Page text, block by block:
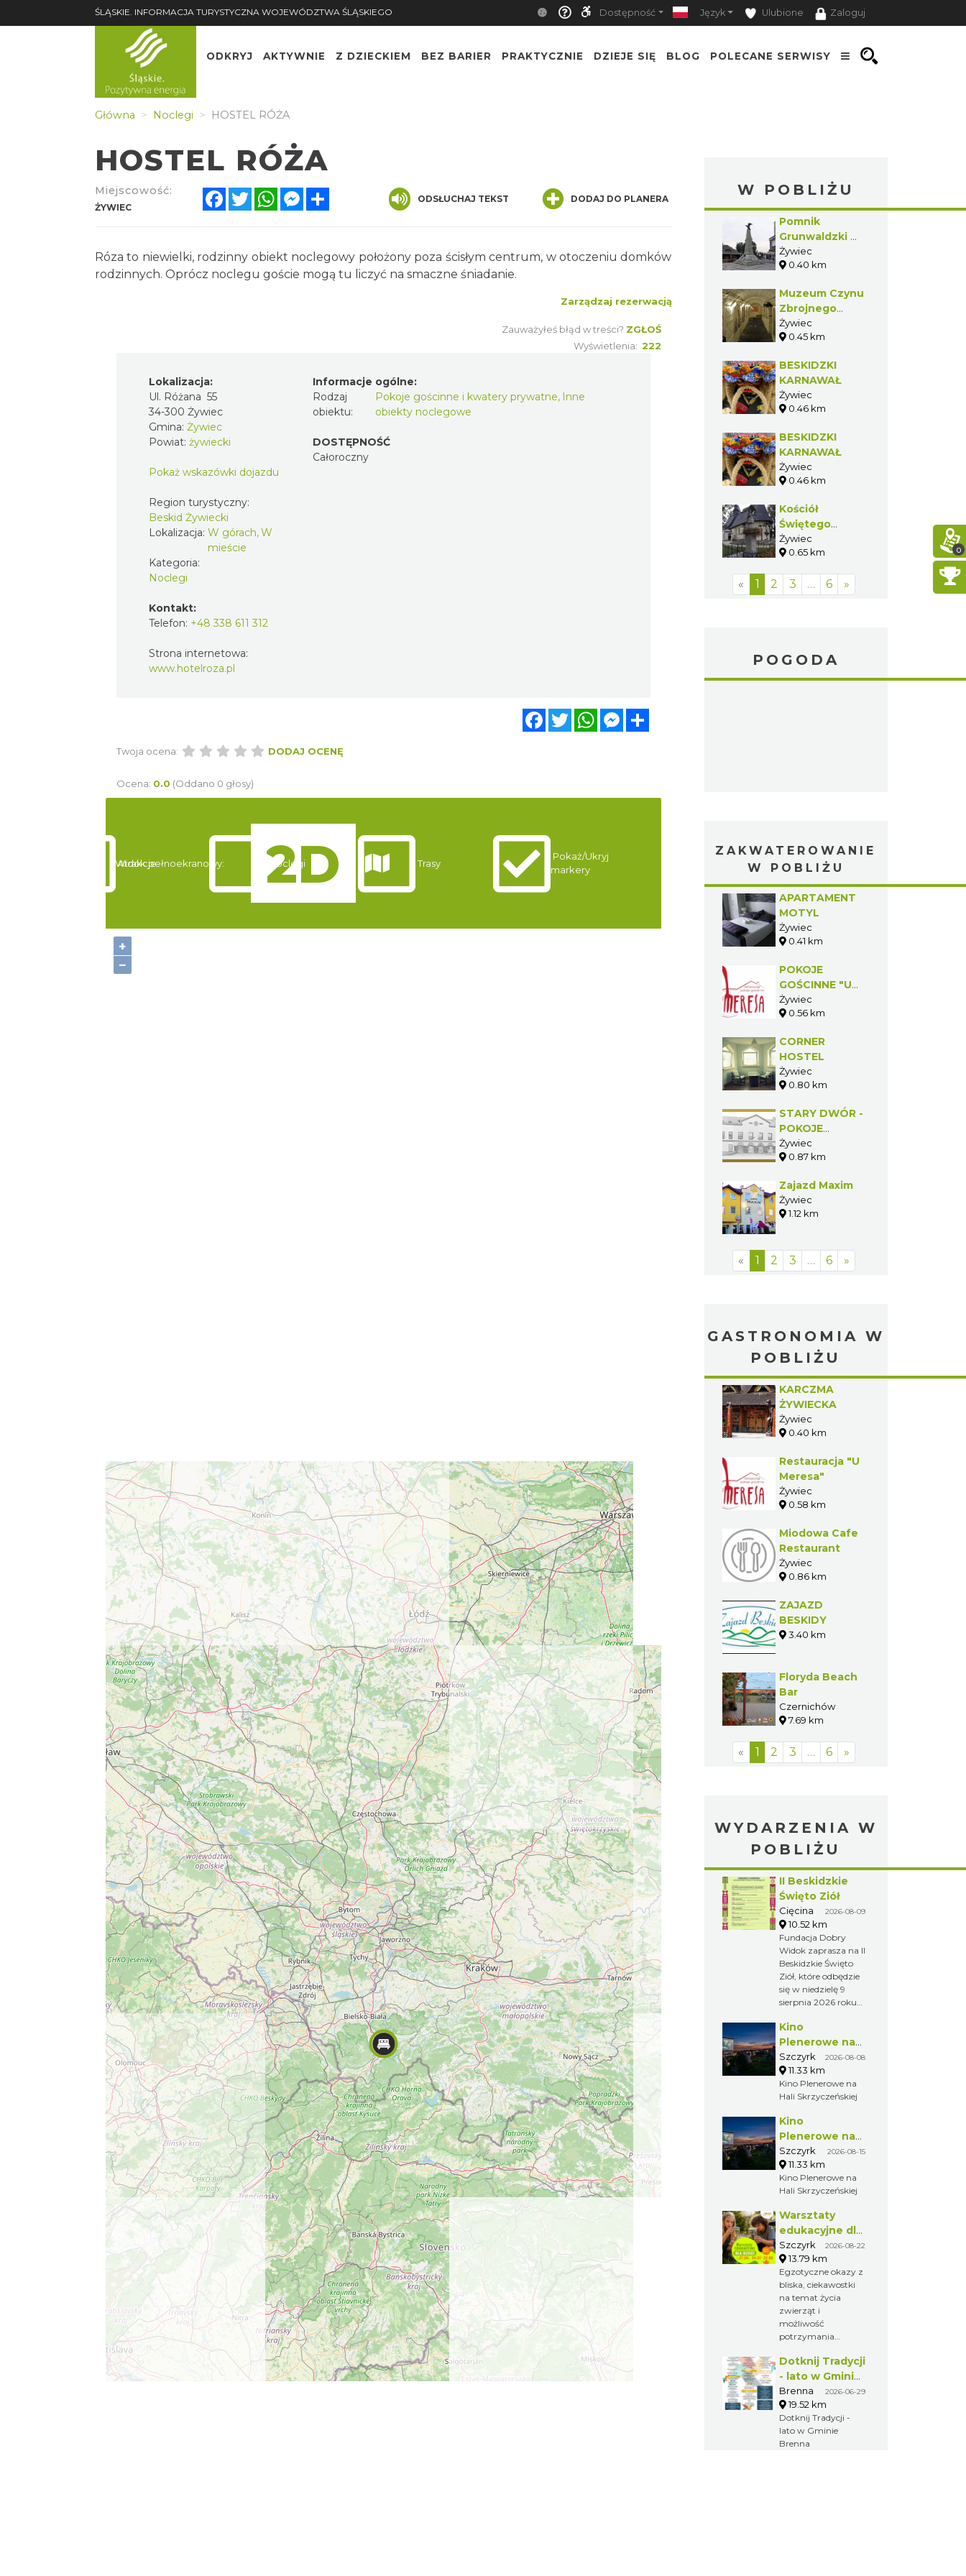
ŚLĄSKIE. INFORMACJA TURYSTYCZNA WOJEWÓDZTWA ŚLĄSKIEGO Dostępność Język Ulubione Zaloguj
ODKRYJ AKTYWNIE Z DZIECKIEM BEZ BARIER PRAKTYCZNIE DZIEJE SIĘ BLOG POLECANE SERWISY
Główna Noclegi HOSTEL RÓŻA
HOSTEL RÓŻA
Miejscowość:
ŻYWIEC
FacebookTwitterWhatsAppMessenger ODSŁUCHAJ TEKST DODAJ DO PLANERA
Róza to niewielki, rodzinny obiekt noclegowy położony poza ścisłym centrum, w otoczeniu domków
rodzinnych. Oprócz noclegu goście mogą tu liczyć na smaczne śniadanie.
Zarządzaj rezerwacją
Zauważyłeś błąd w treści? ZGŁOŚ
Wyświetlenia: 222
Lokalizacja:
Ul. Różana 55
34-300 Żywiec
Gmina: Żywiec
Powiat: żywiecki
Pokaż wskazówki dojazdu
Region turystyczny:
Beskid Żywiecki
Lokalizacja: W górach, W
mieście
Kategoria:
Noclegi
Kontakt:
Telefon: +48 338 611 312
Strona internetowa:
www.hotelroza.pl
Informacje ogólne:
Rodzaj
obiektu:
Pokoje gościnne i kwatery prywatne, Inne
obiekty noclegowe
DOSTĘPNOŚĆ
Całoroczny
FacebookTwitterWhatsAppMessenger
Twoja ocena: DODAJ OCENĘ
Ocena: 0.0 (Oddano 0 głosy)
+
−
Widok pełnoekranowy:
Atrakcje Noclegi Trasy
Pokaż/Ukryj
markery
W POBLIŻU
Pomnik
Grunwaldzki w
Żywcu
Żywiec
0.40 km
Muzeum Czynu
Zbrojnego
Żywiecczyzny
w Żywcu
Żywiec
0.45 km
BESKIDZKI
KARNAWAŁ
Żywiec
0.46 km
BESKIDZKI
KARNAWAŁ
Żywiec
0.46 km
Kościół
Świętego
Krzyża w Żywcu
Żywiec
0.65 km
« 1 2 3 … 6 »
POGODA
ZAKWATEROWANIE
W POBLIŻU
APARTAMENT
MOTYL
Żywiec
0.41 km
POKOJE
GOŚCINNE "U
MERESA"
Żywiec
0.56 km
CORNER
HOSTEL
Żywiec
0.80 km
STARY DWÓR -
POKOJE
GOŚCINNE
Żywiec
0.87 km
Zajazd Maxim
Żywiec
1.12 km
« 1 2 3 … 6 »
GASTRONOMIA W
POBLIŻU
KARCZMA
ŻYWIECKA
Żywiec
0.40 km
Restauracja "U
Meresa"
Żywiec
0.58 km
Miodowa Cafe
Restaurant
Żywiec
0.86 km
ZAJAZD
BESKIDY
3.40 km
Floryda Beach
Bar
Czernichów
7.69 km
« 1 2 3 … 6 »
WYDARZENIA W
POBLIŻU
II Beskidzkie
Święto Ziół
Cięcina 2026-08-09
10.52 km
Fundacja Dobry
Widok zaprasza na II
Beskidzkie Święto
Ziół, które odbędzie
się w niedzielę 9
sierpnia 2026 roku
Sopki Stopki w
Cięcinie przy ul.
Świętej Katarzyny
154. W ramach
wydarzenia odbędą
się wykłady,
przyrodniczy,
koncert muzyki
premiera filmu
poświęconego
tradycjom
zielarskim Beskidu
na wydarzenie jest
bezpłatny.
Kino
Plenerowe na
Hali
Skrzyczeńskiej
Szczyrk 2026-08-08
11.33 km
Kino Plenerowe na
Hali Skrzyczeńskiej
Kino
Plenerowe na
Hali
Skrzyczeńskiej
Szczyrk 2026-08-15
11.33 km
Kino Plenerowe na
Hali Skrzyczeńskiej
Warsztaty
edukacyjne dla
dzieci - owady i
spółka
Szczyrk 2026-08-22
13.79 km
Egzotyczne okazy z
bliska, ciekawostki
na temat życia
zwierząt i
możliwość
potrzymania
że będzie to
niezwykłe przeżycie
dla każdego dziecka,
które zawita do
restauracji Kuflonka
w dniu 22 sierpnia.
Dotknij Tradycji
- lato w Gminie
Brenna
Brenna 2026-06-29
19.52 km
Dotknij Tradycji -
lato w Gminie
Brenna
0